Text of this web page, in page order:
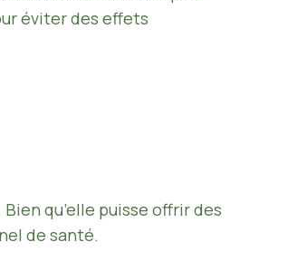
éviter des effets
qu’elle puisse offrir des
de santé.